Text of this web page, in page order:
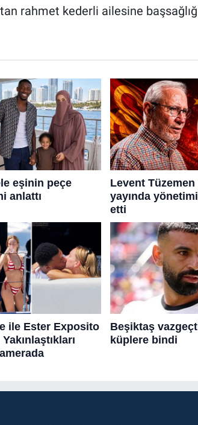
rahmet kederli ailesine